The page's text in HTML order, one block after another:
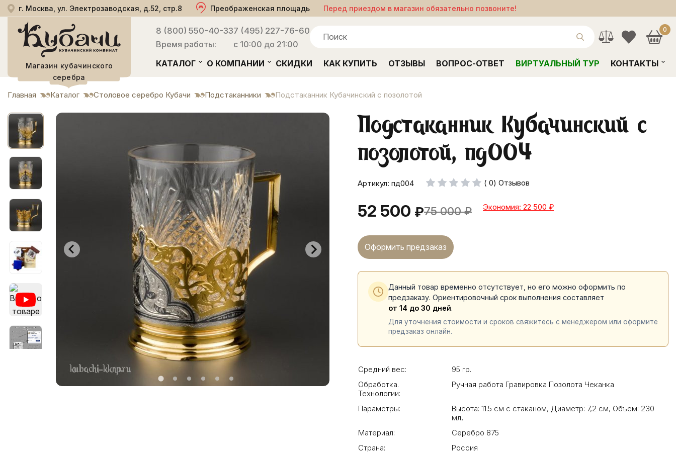
г. Москва, ул. Электрозаводская, д.52, стр.8 Преображенская площадь Перед приездом в магазин обязательно позвоните!
Магазин кубачинского
серебра
8 (800) 550-40-33
Время работы:
7 (495) 227-76-60
с 10:00 до 21:00
0
КАТАЛОГ О КОМПАНИИ СКИДКИ КАК КУПИТЬ ОТЗЫВЫ ВОПРОС-ОТВЕТ ВИРТУАЛЬНЫЙ ТУР КОНТАКТЫ
Главная Каталог Столовое серебро Кубачи Подстаканники Подстаканник Кубачинский с позолотой
Подстаканник Кубачинский с
позолотой, пд004
Артикул: пд004 ( 0) Отзывов
52 500 ₽75 000 ₽ Экономия: 22 500 ₽
Оформить предзаказ
Данный товар временно отсутствует, но его можно оформить по
предзаказу. Ориентировочный срок выполнения составляет
от 14 до 30 дней.
Для уточнения стоимости и сроков свяжитесь с менеджером или оформите
предзаказ онлайн.
Средний вес:
95 гр.
Обработка.
Технологии:
Ручная работа Гравировка Позолота Чеканка
Параметры: Высота: 11.5 см с стаканом, Диаметр: 7,2 см, Объем: 230
мл,
Материал:
Серебро 875
Страна:
Россия